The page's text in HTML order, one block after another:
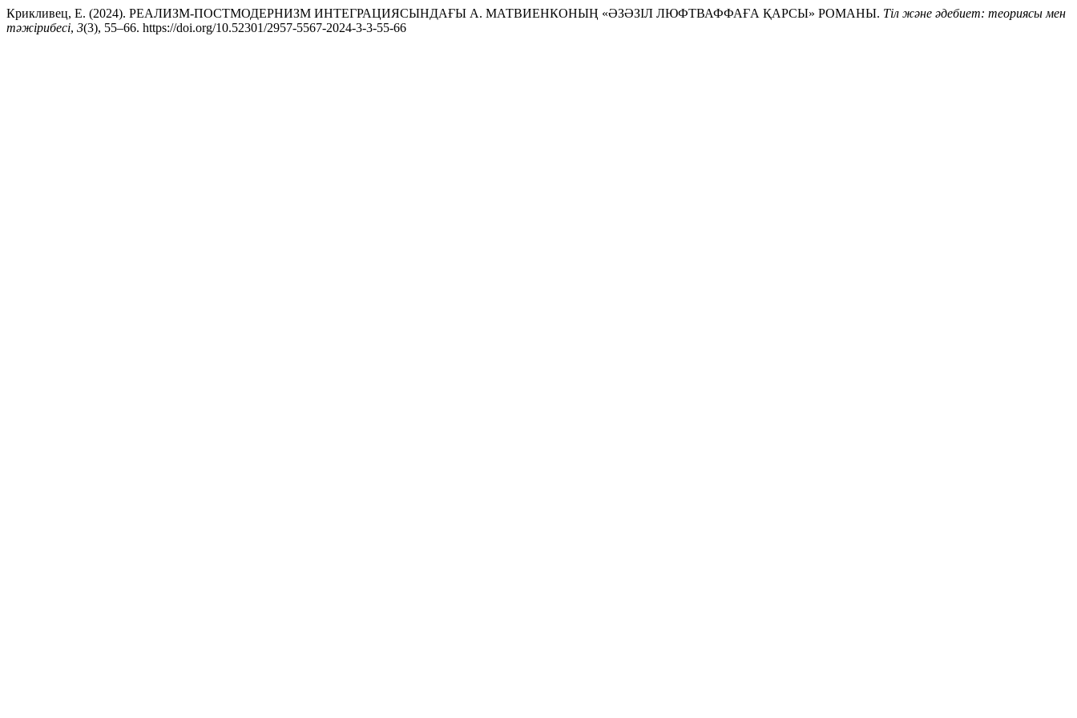
Крикливец, Е. (2024). РЕАЛИЗМ-ПОСТМОДЕРНИЗМ ИНТЕГРАЦИЯСЫНДАҒЫ А. МАТВИЕНКОНЫҢ «ӘЗӘЗІЛ ЛЮФТВАФФАҒА ҚАРСЫ» РОМАНЫ. Тіл және әдебиет: теориясы мен
тәжірибесі, 3(3), 55–66. https://doi.org/10.52301/2957-5567-2024-3-3-55-66